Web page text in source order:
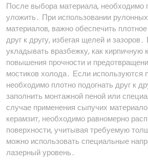
После выбора материала, необходимо
уложить․ При использовании
материалов, важно обеспечить
друг к другу, избегая щелей и
укладывать вразбежку, как кирпичную
повышения прочности и
мостиков холода․ Если используются
необходимо плотно подогнать друг к
заполнить монтажной пеной или
случае применения сыпучих
керамзит, необходимо равномерно
поверхности, учитывая требуемую
можно использовать специальные
лазерный уровень․